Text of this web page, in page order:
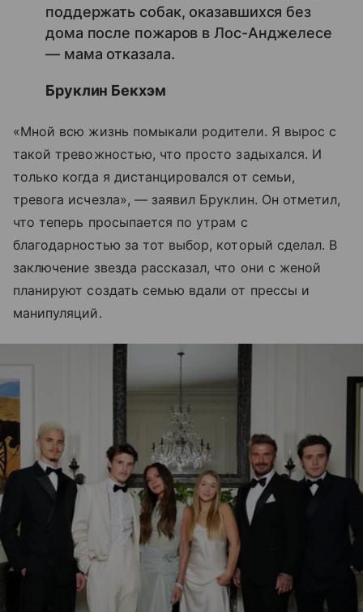
поддержать собак, оказавшихся без
дома после пожаров в Лос-Анджелесе
— мама отказала.
Бруклин Бекхэм
«Мной всю жизнь помыкали родители. Я вырос с
такой тревожностью, что просто задыхался. И
только когда я дистанцировался от семьи,
тревога исчезла», — заявил Бруклин. Он отметил,
что теперь просыпается по утрам с
благодарностью за тот выбор, который сделал. В
заключение звезда рассказал, что они с женой
планируют создать семью вдали от прессы и
манипуляций.